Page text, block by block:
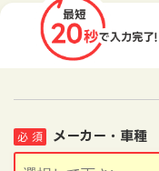
メーカー・車種
必 須